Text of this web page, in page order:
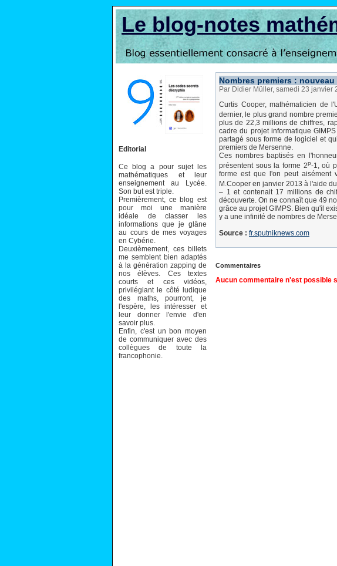
Le blog-notes
Editorial
Ce blog a pour sujet les
mathématiques et leur
enseignement au Lycée.
Son but est triple.
Premièrement, ce blog est
pour moi une manière
idéale de classer les
informations que je glâne
au cours de mes voyages
en Cybérie.
Deuxièmement, ces billets
me semblent bien adaptés
à la génération zapping de
nos élèves. Ces textes
courts et ces vidéos,
privilégiant le côté ludique
des maths, pourront, je
l'espère, les intéresser et
leur donner l'envie d'en
savoir plus.
Enfin, c'est un bon moyen
de communiquer avec des
collègues de toute la
francophonie.
Nombres premiers : nouveau
Par Didier Müller, samedi 23 janvier
Curtis Cooper, mathématicien de
dernier, le plus grand nombre
plus de 22,3 millions de chiffres,
cadre du projet informatique
partagé sous forme de logiciel et
premiers de Mersenne.
Ces nombres baptisés en
présentent sous la forme 2p-1, où
forme est que l'on peut aisément
M.Cooper en janvier 2013 à l'aide
– 1 et contenait 17 millions de
découverte. On ne connaît que 49
grâce au projet GIMPS. Bien qu'il
y a une infinité de nombres de
Source : fr.sputniknews.com
Commentaires
Aucun commentaire n'est possible